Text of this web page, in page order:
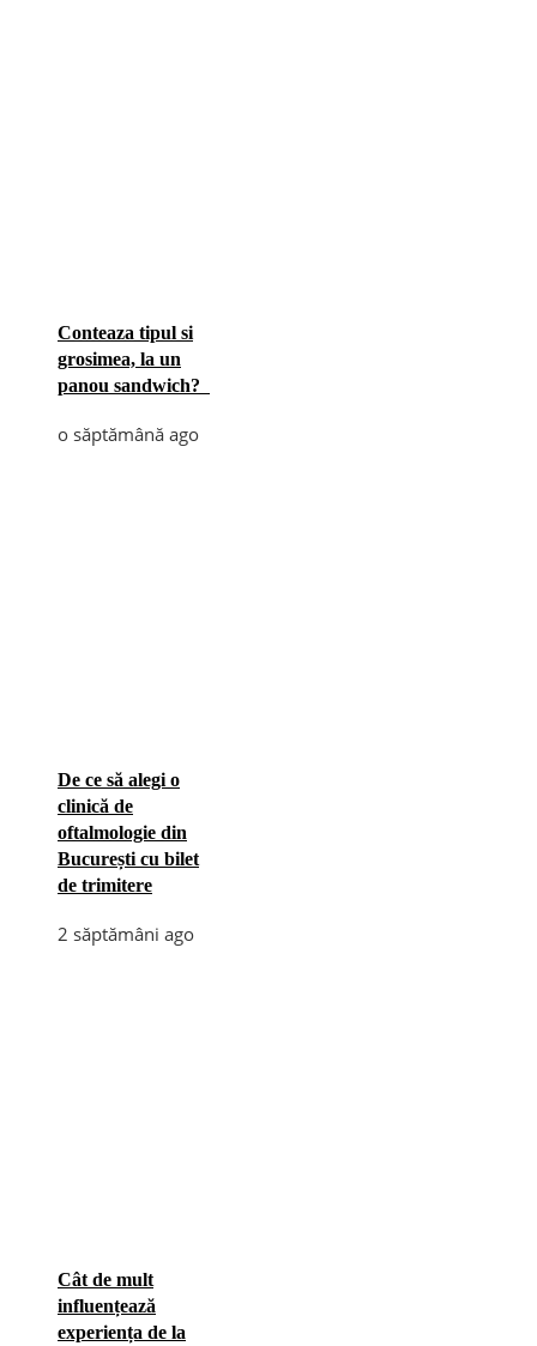
Conteaza tipul si
grosimea, la un
panou sandwich?
o săptămână ago
De ce să alegi o
clinică de
oftalmologie din
București cu bilet
de trimitere
2 săptămâni ago
Cât de mult
influențează
experiența de la